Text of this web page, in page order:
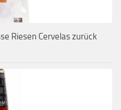
Riesen Cervelas zurück